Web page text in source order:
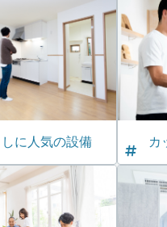
に人気の設備 カ